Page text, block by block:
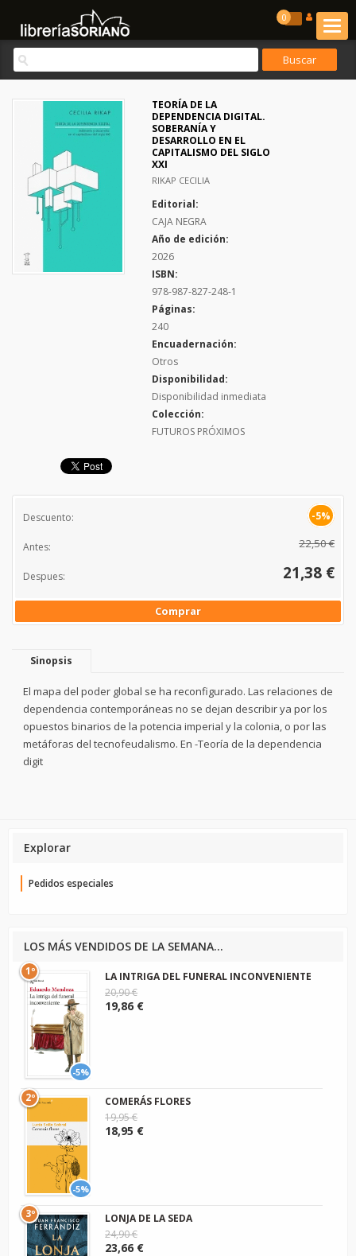
0
TEORÍA DE LA
DEPENDENCIA DIGITAL.
SOBERANÍA Y
DESARROLLO EN EL
CAPITALISMO DEL SIGLO
XXI
RIKAP CECILIA
Editorial:
CAJA NEGRA
Año de edición:
2026
ISBN:
978-987-827-248-1
Páginas:
240
Encuadernación:
Otros
Disponibilidad:
Disponibilidad inmediata
Colección:
FUTUROS PRÓXIMOS
Descuento: -5%
Antes: 22,50 €
Despues: 21,38 €
Comprar
Sinopsis
El mapa del poder global se ha reconfigurado. Las relaciones de
dependencia contemporáneas no se dejan describir ya por los
opuestos binarios de la potencia imperial y la colonia, o por las
metáforas del tecnofeudalismo. En -Teoría de la dependencia
digit
Explorar
Pedidos especiales
LOS MÁS VENDIDOS DE LA SEMANA...
-5%
1º
LA INTRIGA DEL FUNERAL INCONVENIENTE
20,90 €
19,86 €
-5%
2º
COMERÁS FLORES
19,95 €
18,95 €
3º
LONJA DE LA SEDA
24,90 €
23,66 €